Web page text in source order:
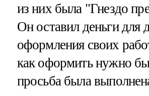
из них была "Гнездо
Он оставил деньги для
оформления своих
как оформить нужно
просьба была